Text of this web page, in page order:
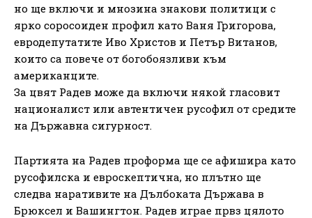
но ще включи и мнозина знакови политици с
ярко соросоиден профил като Ваня Григорова,
евродепутатите Иво Христов и Петър Витанов,
които са повече от богобоязливи към
американците.
За цвят Радев може да включи някой гласовит
националист или автентичен русофил от средите
на Държавна сигурност.
Партията на Радев проформа ще се афишира като
русофилска и евроскептична, но плътно ще
следва наративите на Дълбоката Държава в
Брюксел и Вашингтон. Радев играе првз цялото